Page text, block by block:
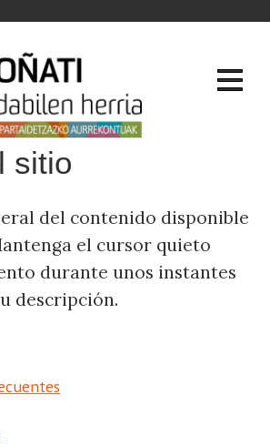
sitio
del contenido disponible
el cursor quieto
durante unos instantes
descripción.